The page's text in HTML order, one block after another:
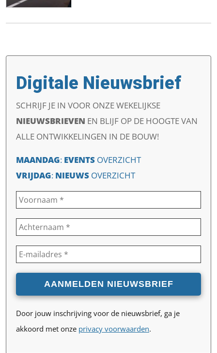
Digitale Nieuwsbrief
SCHRIJF JE IN VOOR ONZE WEKELIJKSE
NIEUWSBRIEVEN EN BLIJF OP DE HOOGTE VAN
ALLE ONTWIKKELINGEN IN DE BOUW!
MAANDAG: EVENTS OVERZICHT
VRIJDAG: NIEUWS OVERZICHT
Door jouw inschrijving voor de nieuwsbrief, ga je
akkoord met onze privacy voorwaarden.